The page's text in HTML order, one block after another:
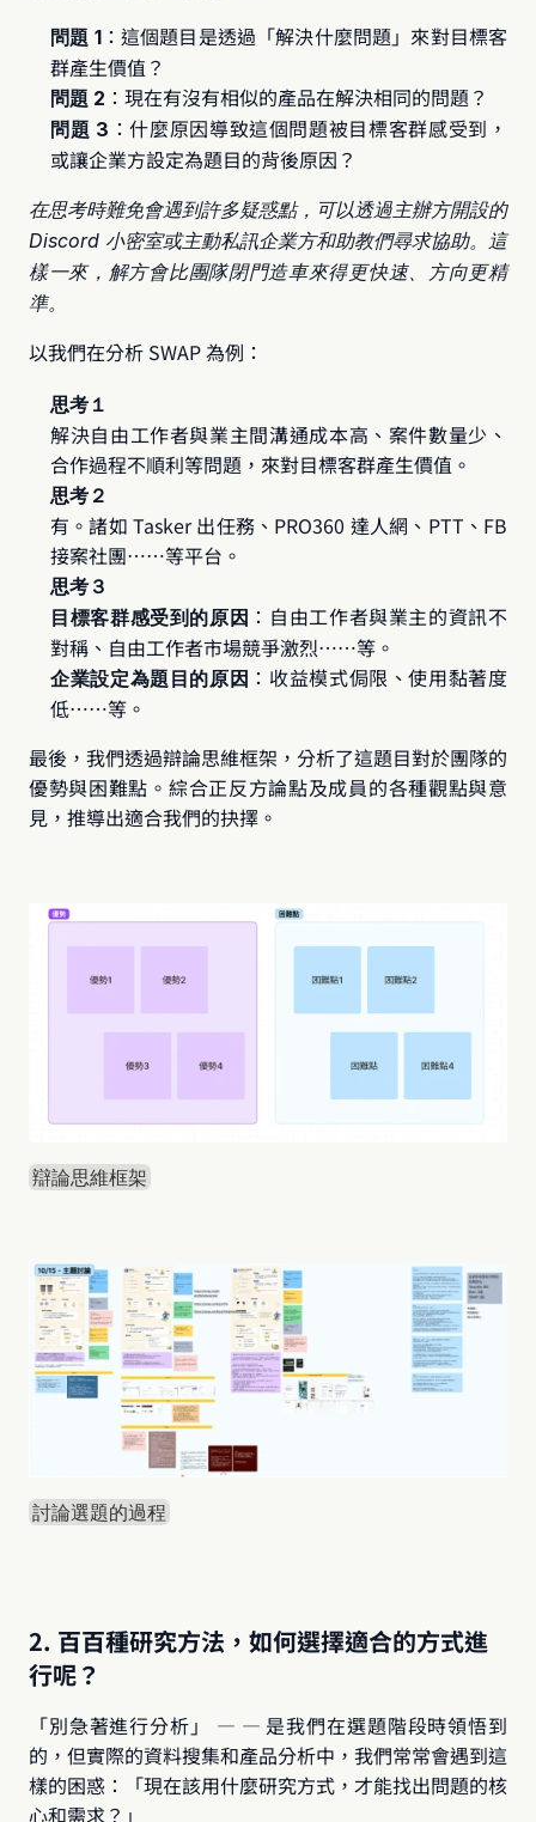
問題 1：這個題目是透過「解決什麼問題」來對目標客
群產生價值？
問題 2 ：現在有沒有相似的產品在解決相同的問題？
問題 3 ：什麼原因導致這個問題被目標客群感受到，
或讓企業方設定為題目的背後原因？
在思考時難免會遇到許多疑惑點，可以透過主辦方開設的
Discord 小密室或主動私訊企業方和助教們尋求協助。這
樣一來，解方會比團隊閉門造車來得更快速、方向更精
準。
以我們在分析 SWAP 為例：
思考１
解決自由工作者與業主間溝通成本高、案件數量少、
合作過程不順利等問題，來對目標客群產生價值。
思考２
有。諸如 Tasker 出任務、PRO360 達人網、PTT、FB
接案社團⋯⋯等平台。
思考３
目標客群感受到的原因 ：自由工作者與業主的資訊不
對稱、自由工作者市場競爭激烈⋯⋯等。
企業設定為題目的原因 ：收益模式侷限、使用黏著度
低⋯⋯等。
最後，我們透過辯論思維框架，分析了這題目對於團隊的
優勢與困難點。綜合正反方論點及成員的各種觀點與意
見，推導出適合我們的抉擇。
辯論思維框架
討論選題的過程
2. 百百種研究方法，如何選擇適合的方式進
行呢？
「別急著進行分析」 — — 是我們在選題階段時領悟到
的，但實際的資料搜集和產品分析中，我們常常會遇到這
樣的困惑：「現在該用什麼研究方式，才能找出問題的核
心和需求？」